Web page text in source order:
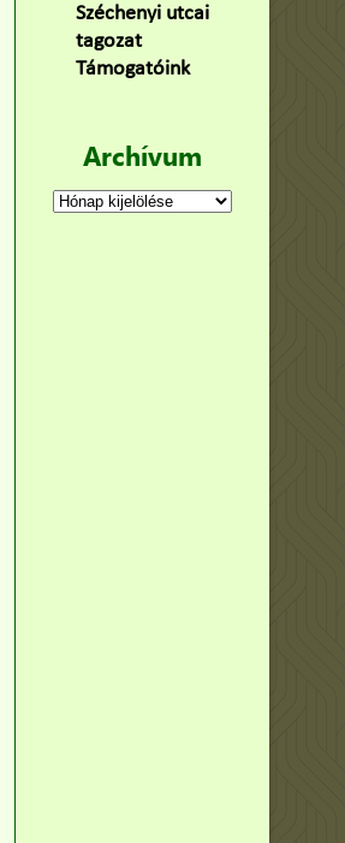
Széchenyi utcai
tagozat(141)
Támogatóink(9)
Archívum
Archívum